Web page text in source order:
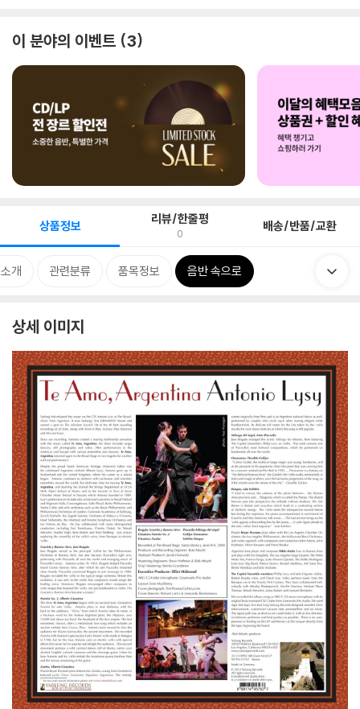
이 분야의 이벤트 3
상품정보 리뷰/한줄평
0 배송/반품/교환
개 관련분류 품목정보 음반 속으로
상세 이미지